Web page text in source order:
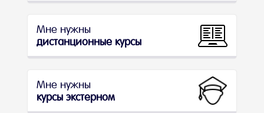
Мне нужны
дистанционные курсы
Мне нужны
курсы экстерном